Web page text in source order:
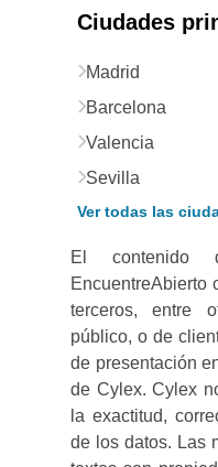
Ciudades
Madrid
Barcelona
Valencia
Sevilla
Ver todas las
El contenido
EncuentreAbierto
terceros, entre
público, o de
de presentación
de Cylex. Cylex
la exactitud,
de los datos. Las